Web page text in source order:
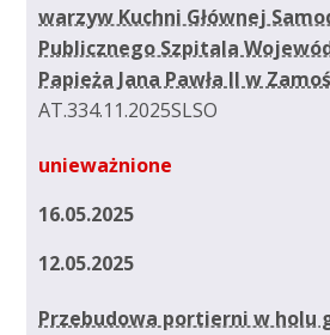
warzyw Kuchni Głównej
Publicznego Szpitala
Papieża Jana Pawła II w
AT.334.11.2025SLSO
unieważnione
16.05.2025
12.05.2025
Przebudowa portierni w holu